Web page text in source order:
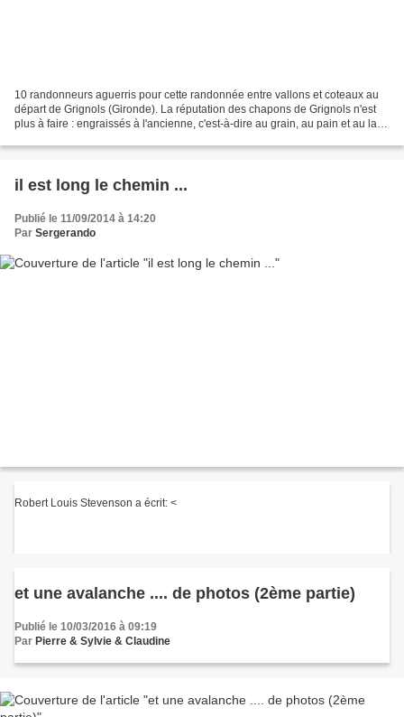
10 randonneurs aguerris pour cette randonnée entre vallons et coteaux au
départ de Grignols (Gironde). La réputation des chapons de Grignols n'est
plus à faire : engraissés à l'ancienne, c'est-à-dire au grain, au pain et au lait,
il est long le chemin ...
Publié le 11/09/2014 à 14:20
Par Sergerando
Robert Louis Stevenson a écrit: <
et une avalanche .... de photos (2ème partie)
Publié le 10/03/2016 à 09:19
Par Pierre & Sylvie & Claudine